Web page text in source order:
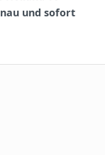
und sofort